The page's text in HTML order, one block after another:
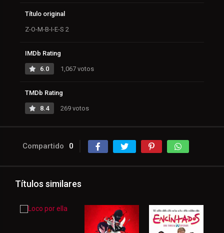
Título original
Z-O-M-B-I-E-S 2
IMDb Rating
6.0 1,067 votos
TMDb Rating
8.4 269 votos
Compartido 0
Títulos similares